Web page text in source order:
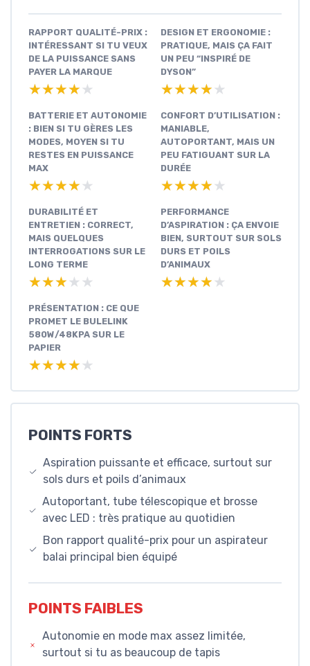
RAPPORT QUALITÉ-PRIX :
INTÉRESSANT SI TU VEUX
DE LA PUISSANCE SANS
PAYER LA MARQUE
★★★★★
★★★★★
DESIGN ET ERGONOMIE :
PRATIQUE, MAIS ÇA FAIT
UN PEU “INSPIRÉ DE
DYSON”
★★★★★
★★★★★
BATTERIE ET AUTONOMIE
: BIEN SI TU GÈRES LES
MODES, MOYEN SI TU
RESTES EN PUISSANCE
MAX
★★★★★
★★★★★
CONFORT D’UTILISATION :
MANIABLE,
AUTOPORTANT, MAIS UN
PEU FATIGUANT SUR LA
DURÉE
★★★★★
★★★★★
DURABILITÉ ET
ENTRETIEN : CORRECT,
MAIS QUELQUES
INTERROGATIONS SUR LE
LONG TERME
★★★★★
★★★★★
PERFORMANCE
D’ASPIRATION : ÇA ENVOIE
BIEN, SURTOUT SUR SOLS
DURS ET POILS
D’ANIMAUX
★★★★★
★★★★★
PRÉSENTATION : CE QUE
PROMET LE BULELINK
580W/48KPA SUR LE
PAPIER
★★★★★
★★★★★
POINTS FORTS
Aspiration puissante et efficace, surtout sur
sols durs et poils d’animaux
Autoportant, tube télescopique et brosse
avec LED : très pratique au quotidien
Bon rapport qualité-prix pour un aspirateur
balai principal bien équipé
POINTS FAIBLES
Autonomie en mode max assez limitée,
surtout si tu as beaucoup de tapis